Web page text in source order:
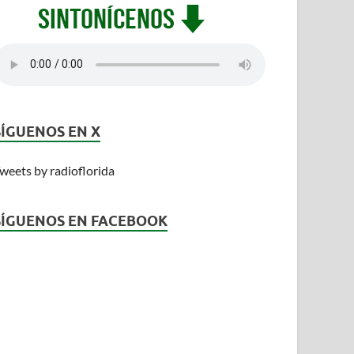
EN X
by radioflorida
EN FACEBOOK